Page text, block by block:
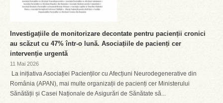
Investigațiile de monitorizare decontate pentru pacienții cronici
au scăzut cu 47% într-o lună. Asociațiile de pacienți cer
intervenție urgentă
11 Mai 2026
La inițiativa Asociației Pacienților cu Afecțiuni Neurodegenerative din
România (APAN), mai multe organizații de pacienți cer Ministerului
Sănătății și Casei Naționale de Asigurări de Sănătate să...